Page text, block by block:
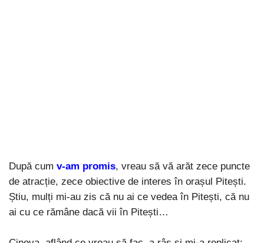
După cum v-am promis, vreau să vă arăt zece puncte
de atracție, zece obiective de interes în orașul Pitești.
Știu, mulți mi-au zis că nu ai ce vedea în Pitești, că nu
ai cu ce rămâne dacă vii în Pitești…